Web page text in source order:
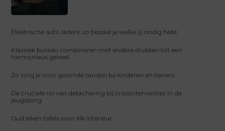
Elektrische auto laders: zo bepaal je welke jij nodig hebt
Klassiek bureau combineren met andere stukken tot een
harmonieus geheel
Zo zorg je voor gezonde tanden bij kinderen en tieners
De cruciale rol van detachering bij crisisinterventies in de
jeugdzorg
Oud eiken tafels voor elk interieur